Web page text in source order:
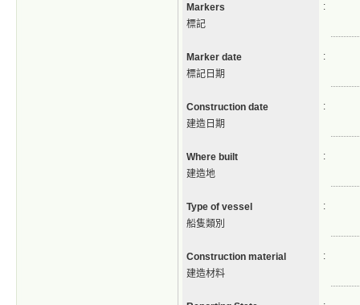
Markers
標記
:
Marker date
標記日期
:
Construction date
建造日期
:
Where built
建造地
:
Type of vessel
船隻類別
:
Construction material
建造材料
: